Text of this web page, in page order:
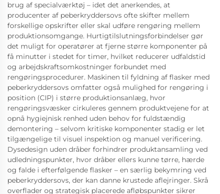
brug af specialværktøj – idet det anerkendes, at
producenter af peberkryddersovs ofte skifter mellem
forskellige opskrifter eller skal udføre rengøring mellem
produktionsomgange. Hurtigtilslutningsforbindelser gør
det muligt for operatører at fjerne større komponenter på
få minutter i stedet for timer, hvilket reducerer udfaldstid
og arbejdskraftsomkostninger forbundet med
rengøringsprocedurer. Maskinen til fyldning af flasker med
peberkryddersovs omfatter også mulighed for rengøring i
position (CIP) i større produktionsanlæg, hvor
rengøringsvæsker cirkuleres gennem produktvejene for at
opnå hygiejnisk renhed uden behov for fuldstændig
demontering – selvom kritiske komponenter stadig er let
tilgængelige til visuel inspektion og manuel verificering.
Dysedesign uden dråber forhindrer produktansamling ved
udledningspunkter, hvor dråber ellers kunne tørre, hærde
og falde i efterfølgende flasker – en særlig bekymring ved
peberkryddersovs, der kan danne krustede aflejringer. Skrå
overflader og strategisk placerede afløbspunkter sikrer